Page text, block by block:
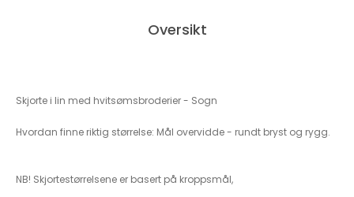
Oversikt
Skjorte i lin med hvitsømsbroderier - Sogn
Hvordan finne riktig størrelse: Mål overvidde - rundt bryst og rygg.
NB! Skjortestørrelsene er basert på kroppsmål,